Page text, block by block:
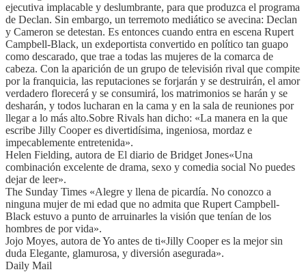
ejecutiva implacable y deslumbrante, para que produzca el programa
de Declan. Sin embargo, un terremoto mediático se avecina: Declan
y Cameron se detestan. Es entonces cuando entra en escena Rupert
Campbell-Black, un exdeportista convertido en político tan guapo
como descarado, que trae a todas las mujeres de la comarca de
cabeza. Con la aparición de un grupo de televisión rival que compite
por la franquicia, las reputaciones se forjarán y se destruirán, el amor
verdadero florecerá y se consumirá, los matrimonios se harán y se
desharán, y todos lucharan en la cama y en la sala de reuniones por
llegar a lo más alto.Sobre Rivals han dicho: «La manera en la que
escribe Jilly Cooper es divertidísima, ingeniosa, mordaz e
impecablemente entretenida».
Helen Fielding, autora de El diario de Bridget Jones«Una
combinación excelente de drama, sexo y comedia social No puedes
dejar de leer».
The Sunday Times «Alegre y llena de picardía. No conozco a
ninguna mujer de mi edad que no admita que Rupert Campbell-
Black estuvo a punto de arruinarles la visión que tenían de los
hombres de por vida».
Jojo Moyes, autora de Yo antes de ti«Jilly Cooper es la mejor sin
duda Elegante, glamurosa, y diversión asegurada».
Daily Mail